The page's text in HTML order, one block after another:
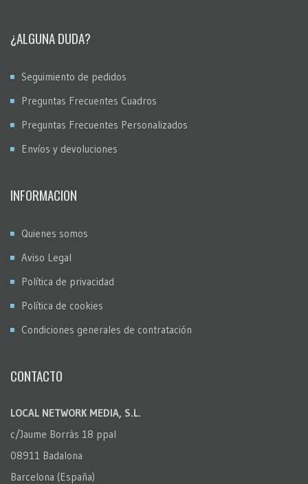
¿ALGUNA DUDA?
Seguimiento de pedidos
Preguntas Frecuentes Cuadros
Preguntas Frecuentes Personalizados
Envíos y devoluciones
INFORMACION
Quienes somos
Aviso Legal
Política de privacidad
Política de cookies
Condiciones generales de contratación
CONTACTO
LOCAL NETWORK MEDIA, S.L.
c/Jaume Borràs 18 ppal
08911 Badalona
Barcelona (España)